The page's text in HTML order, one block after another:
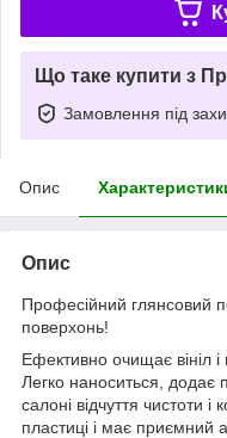
Що таке купити з
Замовлення під
Опис
Опис
Професійний глянсовий
поверхонь!
Ефективно очищає вініл
Легко наноситься, додає
салоні відчуття чистоти
пластиці і має приємний